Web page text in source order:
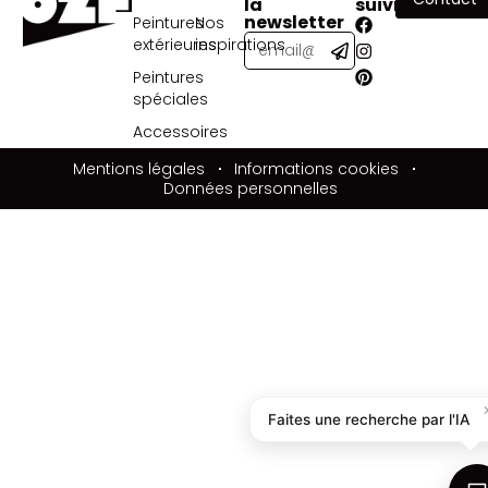
Peintures
extérieures
Peintures
spéciales
Accessoires
Nos
inspirations
newsletter
Mentions légales
Informations cookies
Données personnelles
Faites une recherche par l'IA